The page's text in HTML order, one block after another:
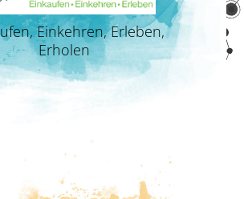
Einkehren, Erleben,
Erholen